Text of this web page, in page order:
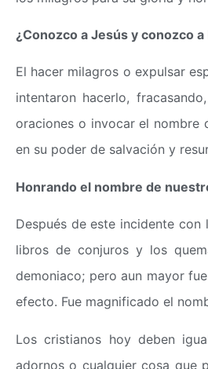
¿Conozco a Jesús y conozco
El hacer milagros o expulsar
intentaron hacerlo,
oraciones o invocar el nombre
en su poder de salvación y
Honrando el nombre de
Después de este incidente
libros de conjuros y los
demoniaco; pero aun mayor
efecto. Fue magnificado el
Los cristianos hoy deben
adornos o cualquier cosa que